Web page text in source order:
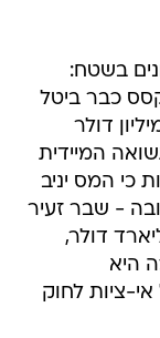
בשטח:
כבר ביטל
אחר בית בשווי של 10 עד 20 מיליון דולר
המיידית
כי המס יניב
- שבר זעיר
מדינה כולל של 15.2 מיליארד דולר,
היא
ציות לחוק